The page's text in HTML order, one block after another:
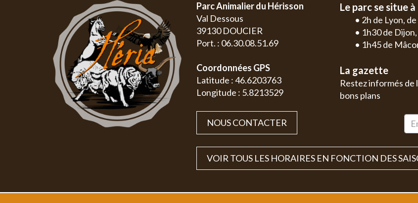
Parc Animalier du Hérisson
Val Dessous
39130 DOUCIER
Port. : 06.30.08.51.69
Coordonnées GPS
Latitude : 46.6203763
Longitude : 5.8213529
NOUS CONTACTER
Le parc se situe à
• 2h de Lyon,
• 1h30 de
• 1h45 de
La gazette
Restez informés
bons plans
VOIR TOUS LES HORAIRES EN FONCTION DES